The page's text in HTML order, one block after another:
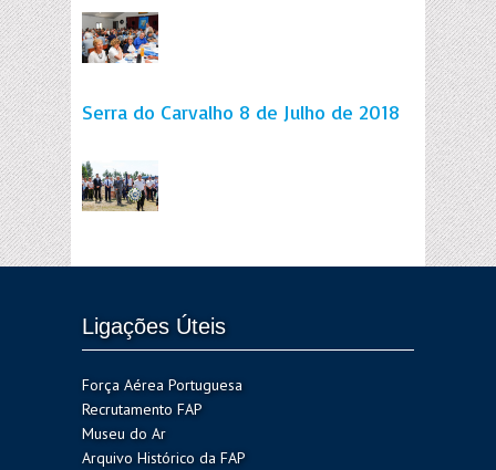
Serra do Carvalho 8 de Julho de 2018
Ligações Úteis
Força Aérea Portuguesa
Recrutamento FAP
Museu do Ar
Arquivo Histórico da FAP